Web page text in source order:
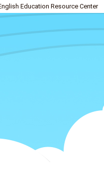
Education Resource Center